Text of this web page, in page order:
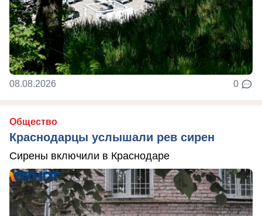
08.08.2026 0
Общество
Краснодарцы услышали рев сирен
Сирены включили в Краснодаре